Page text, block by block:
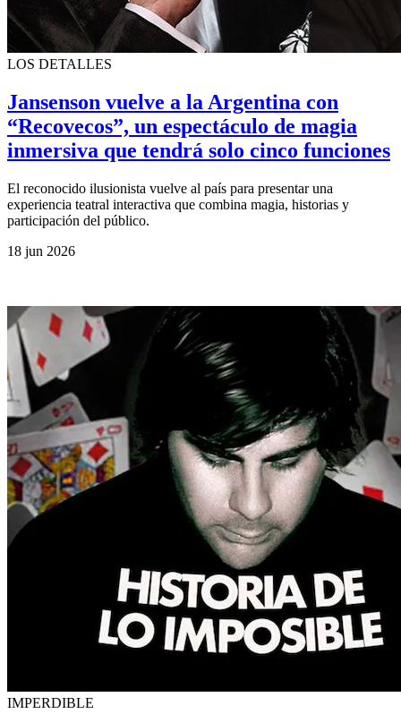
LOS DETALLES
Jansenson vuelve a la Argentina con
“Recovecos”, un espectáculo de magia
inmersiva que tendrá solo cinco funciones
El reconocido ilusionista vuelve al país para presentar una
experiencia teatral interactiva que combina magia, historias y
participación del público.
18 jun 2026
IMPERDIBLE